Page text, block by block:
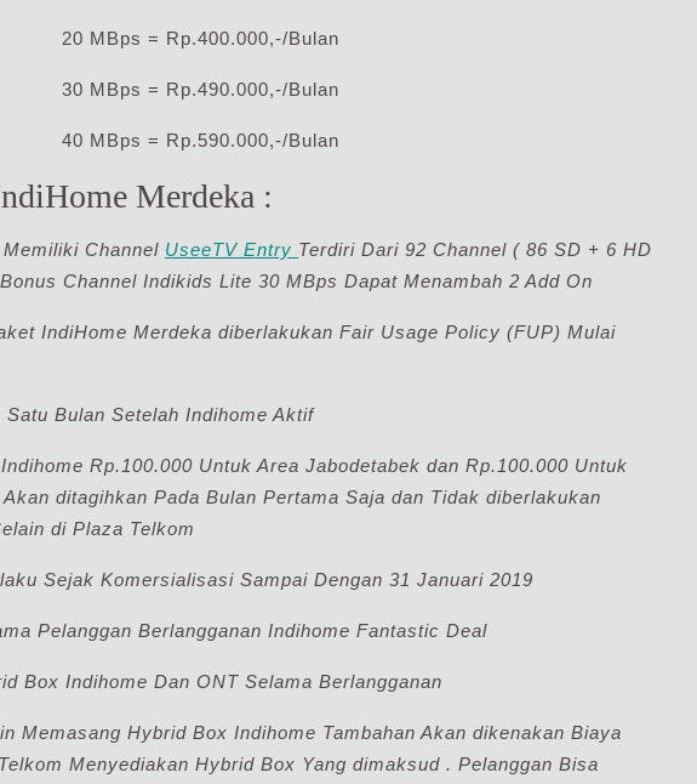
20 MBps = Rp.400.000,-/Bulan
30 MBps = Rp.490.000,-/Bulan
40 MBps = Rp.590.000,-/Bulan
Merdeka :
Memiliki Channel UseeTV Entry Terdiri Dari 92 Channel ( 86 SD + 6 HD
Channel Indikids Lite 30 MBps Dapat Menambah 2 Add On
IndiHome Merdeka diberlakukan Fair Usage Policy (FUP) Mulai
Bulan Setelah Indihome Aktif
Rp.100.000 Untuk Area Jabodetabek dan Rp.100.000 Untuk
ditagihkan Pada Bulan Pertama Saja dan Tidak diberlakukan
di Plaza Telkom
Sejak Komersialisasi Sampai Dengan 31 Januari 2019
Pelanggan Berlangganan Indihome Fantastic Deal
Box Indihome Dan ONT Selama Berlangganan
Memasang Hybrid Box Indihome Tambahan Akan dikenakan Biaya
Menyediakan Hybrid Box Yang dimaksud . Pelanggan Bisa